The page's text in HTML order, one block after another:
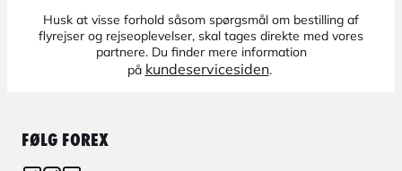
Husk at visse forhold såsom spørgsmål om bestilling af
flyrejser og rejseoplevelser, skal tages direkte med vores
partnere. Du finder mere information
på kundeservicesiden.
FØLG FOREX